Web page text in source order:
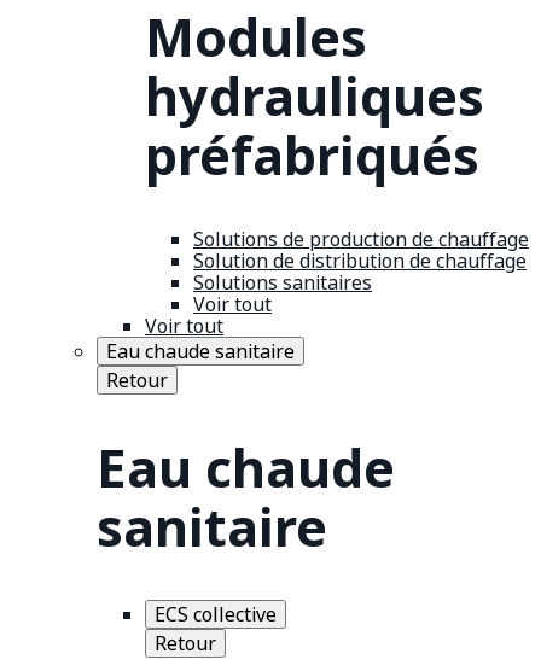
Modules
hydrauliques
préfabriqués
Solutions de production de chauffage
Solution de distribution de chauffage
Solutions sanitaires
Voir tout
Voir tout
Eau chaude sanitaire
Retour
Eau chaude
sanitaire
ECS collective
Retour